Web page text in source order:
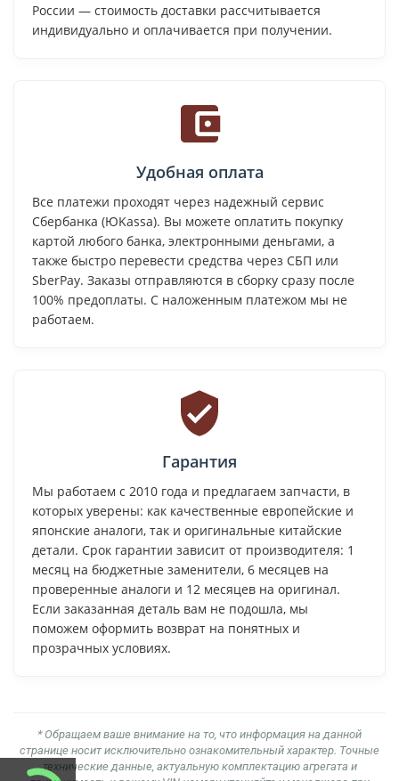
России — стоимость доставки рассчитывается
индивидуально и оплачивается при получении.
Удобная оплата
Все платежи проходят через надежный сервис
Сбербанка (ЮKassa). Вы можете оплатить покупку
картой любого банка, электронными деньгами, а
также быстро перевести средства через СБП или
SberPay. Заказы отправляются в сборку сразу после
100% предоплаты. С наложенным платежом мы не
работаем.
Гарантия
Мы работаем с 2010 года и предлагаем запчасти, в
которых уверены: как качественные европейские и
японские аналоги, так и оригинальные китайские
детали. Срок гарантии зависит от производителя: 1
месяц на бюджетные заменители, 6 месяцев на
проверенные аналоги и 12 месяцев на оригинал.
Если заказанная деталь вам не подошла, мы
поможем оформить возврат на понятных и
прозрачных условиях.
* Обращаем ваше внимание на то, что информация на данной
странице носит исключительно ознакомительный характер. Точные
технические данные, актуальную комплектацию агрегата и